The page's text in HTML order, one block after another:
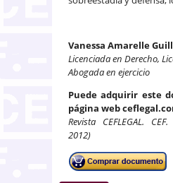
Vanessa Amarelle
Licenciada en Derecho,
Abogada en ejercicio
Puede adquirir este
página web
Revista CEFLEGAL.
2012)